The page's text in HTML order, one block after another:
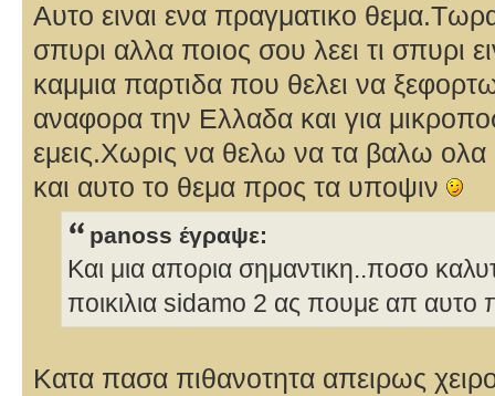
Αυτο ειναι ενα πραγματικο
σπυρι αλλα ποιος σου λεει τι σπυρι
καμμια παρτιδα που θελει να
αναφορα την Ελλαδα και για
εμεις.Χωρις να θελω να τα βαλω
και αυτο το θεμα προς τα υποψιν
panoss έγραψε:
Και μια απορια σημαντικη..ποσο
ποικιλια sidamo 2 ας πουμε απ αυτο
Κατα πασα πιθανοτητα απειρως